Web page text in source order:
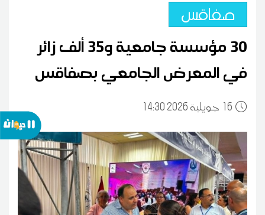
صفاقس
30 مؤسسة جامعية و35 ألف زائر
في المعرض الجامعي بصفاقس
16 14:30 2026 جويلية